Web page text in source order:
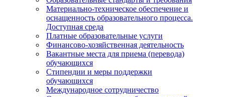
Материально-техническое обеспечение и
оснащенность образовательного процесса.
Доступная среда
Платные образовательные услуги
Финансово-хозяйственная деятельность
Вакантные места для приема (перевода)
обучающихся
Стипендии и меры поддержки
обучающихся
Международное сотрудничество